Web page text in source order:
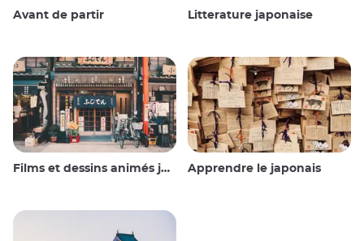
Avant de partir Litterature japonaise
Films et dessins animés japonais Apprendre le japonais